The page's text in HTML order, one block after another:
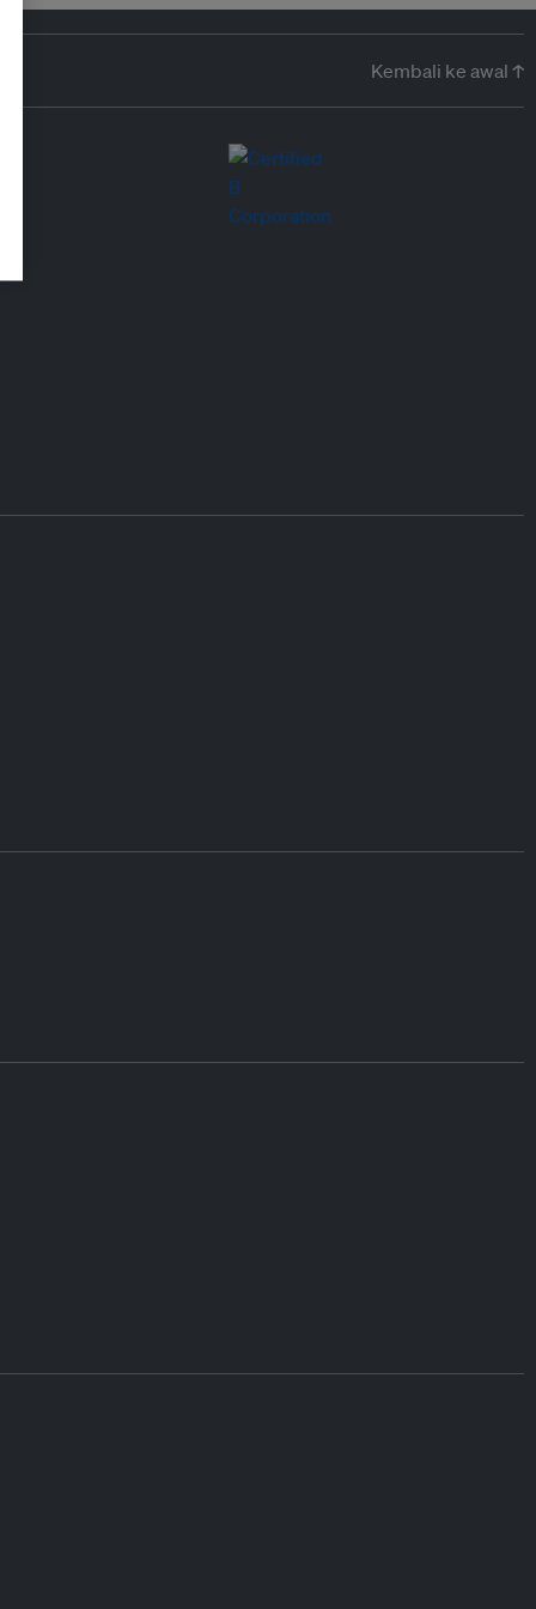
Kembali ke awal ↑